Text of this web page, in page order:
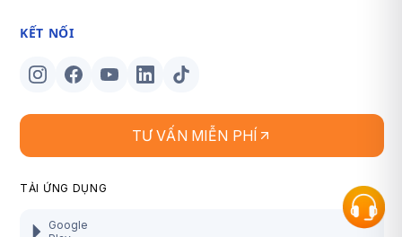
KẾT NỐI
TƯ VẤN MIỄN PHÍ
TẢI ỨNG DỤNG
Google